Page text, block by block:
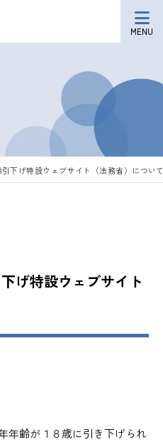
MENU
引下げ特設ウェブサイト（法務省）につい
げ特設ウェブサイト
年齢が１８歳に引き下げられ